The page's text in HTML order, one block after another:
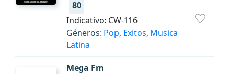
80
Indicativo: CW-116
Géneros: Pop, Exitos, Musica
Latina
Mega Fm